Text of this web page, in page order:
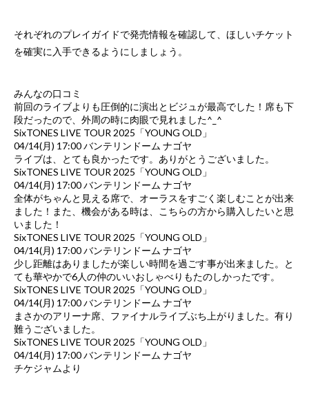
それぞれのプレイガイドで発売情報を確認して、ほしいチケット
を確実に入手できるようにしましょう。
みんなの口コミ
前回のライブよりも圧倒的に演出とビジュが最高でした！席も下
段だったので、外周の時に肉眼で見れました^_^
SixTONES LIVE TOUR 2025「YOUNG OLD」
04/14(月) 17:00 バンテリンドーム ナゴヤ
ライブは、とても良かったです。ありがとうございました。
SixTONES LIVE TOUR 2025「YOUNG OLD」
04/14(月) 17:00 バンテリンドーム ナゴヤ
全体がちゃんと見える席で、オーラスをすごく楽しむことが出来
ました！また、機会がある時は、こちらの方から購入したいと思
いました！
SixTONES LIVE TOUR 2025「YOUNG OLD」
04/14(月) 17:00 バンテリンドーム ナゴヤ
少し距離はありましたが楽しい時間を過ごす事が出来ました。と
ても華やかで6人の仲のいいおしゃべりもたのしかったです。
SixTONES LIVE TOUR 2025「YOUNG OLD」
04/14(月) 17:00 バンテリンドーム ナゴヤ
まさかのアリーナ席、ファイナルライブぶち上がりました。有り
難うございました。
SixTONES LIVE TOUR 2025「YOUNG OLD」
04/14(月) 17:00 バンテリンドーム ナゴヤ
チケジャムより